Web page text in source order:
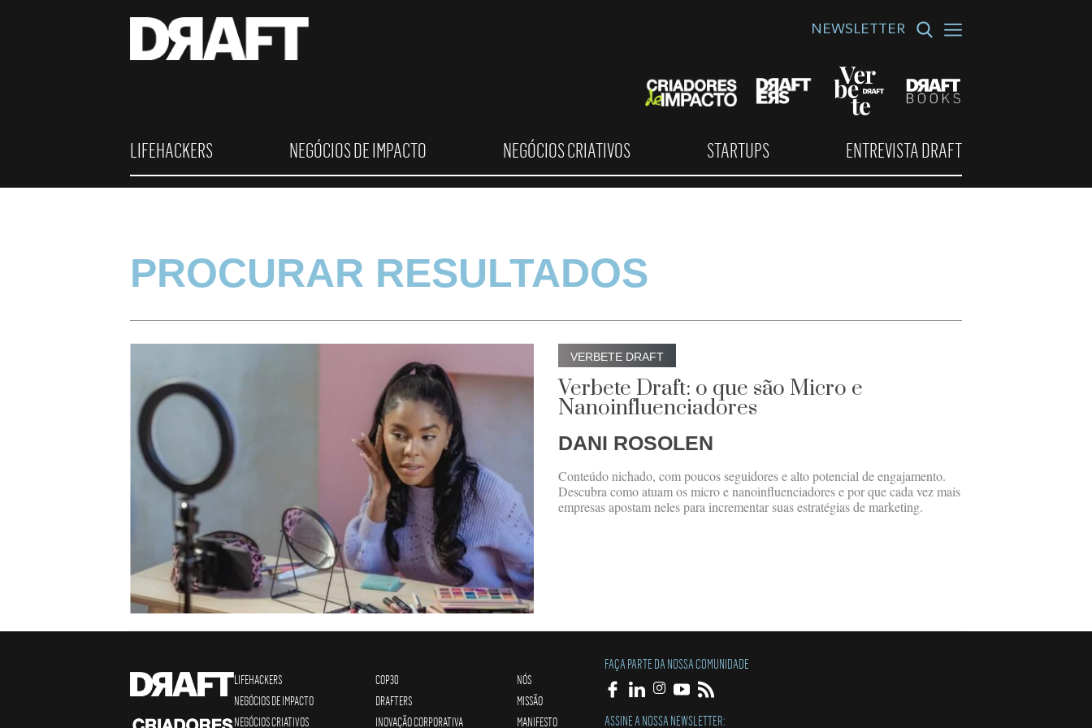
NEWSLETTER
LIFEHACKERS NEGÓCIOS DE IMPACTO NEGÓCIOS CRIATIVOS STARTUPS ENTREVISTA DRAFT
PROCURAR RESULTADOS
VERBETE DRAFT
Verbete Draft: o que são Micro e
Nanoinfluenciadores
DANI ROSOLEN
Conteúdo nichado, com poucos seguidores e alto potencial de engajamento.
Descubra como atuam os micro e nanoinfluenciadores e por que cada vez mais
empresas apostam neles para incrementar suas estratégias de marketing.
LIFEHACKERS
NEGÓCIOS DE IMPACTO
NEGÓCIOS CRIATIVOS
COP30
DRAFTERS
INOVAÇÃO CORPORATIVA
NÓS
MISSÃO
MANIFESTO
FAÇA PARTE DA NOSSA COMUNIDADE
ASSINE A NOSSA NEWSLETTER: